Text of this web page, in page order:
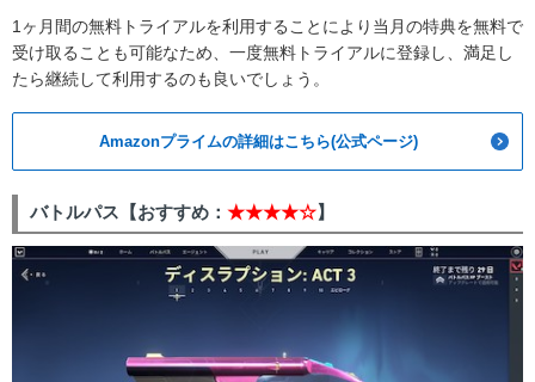
1ヶ月間の無料トライアルを利用することにより当月の特典を無料で
受け取ることも可能なため、一度無料トライアルに登録し、満足し
たら継続して利用するのも良いでしょう。
Amazonプライムの詳細はこちら(公式ページ)
バトルパス【おすすめ： ★★★★☆】